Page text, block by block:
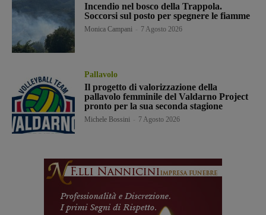
Incendio nel bosco della Trappola.
Soccorsi sul posto per spegnere le fiamme
Monica Campani 7 Agosto 2026
Pallavolo
Il progetto di valorizzazione della
pallavolo femminile del Valdarno Project
pronto per la sua seconda stagione
Michele Bossini 7 Agosto 2026